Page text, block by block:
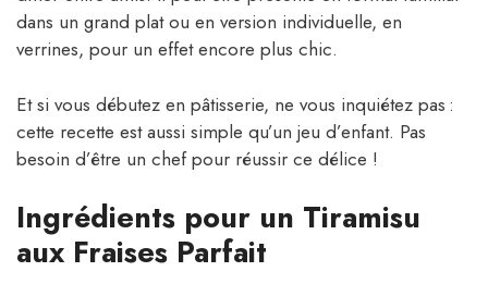
dans un grand plat ou en version individuelle, en
verrines, pour un effet encore plus chic.
Et si vous débutez en pâtisserie, ne vous inquiétez pas :
cette recette est aussi simple qu’un jeu d’enfant. Pas
besoin d’être un chef pour réussir ce délice !
Ingrédients pour un Tiramisu
aux Fraises Parfait